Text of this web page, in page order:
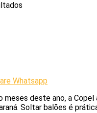
Whatsapp
meses deste ano, a
Soltar balões é